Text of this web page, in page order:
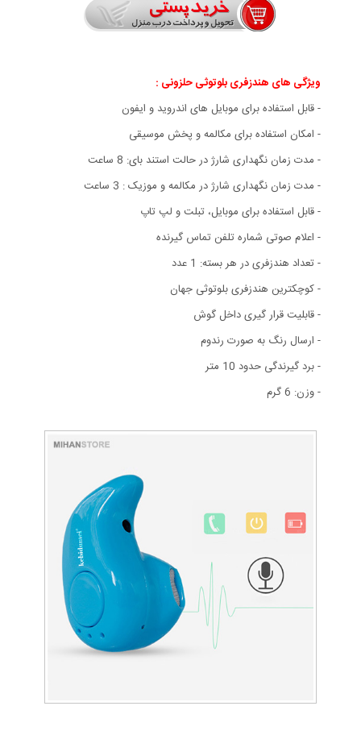
ویژگی های هندزفری بلوتوثی حلزونی :
- قابل استفاده برای موبایل های اندروید و ایفون
- امکان استفاده برای مکالمه و پخش موسیقی
- مدت زمان نگهداری شارژ در حالت استند بای: 8 ساعت
- مدت زمان نگهداری شارژ در مکالمه و موزیک : 3 ساعت
- قابل استفاده برای موبایل، تبلت و لپ تاپ
- اعلام صوتی شماره تلفن تماس گیرنده
- تعداد هندزفری در هر بسته: 1 عدد
- کوچکترین هندزفری بلوتوثی جهان
- قابلیت قرار گیری داخل گوش
- ارسال رنگ به صورت رندوم
- برد گیرندگی حدود 10 متر
- وزن: 6 گرم